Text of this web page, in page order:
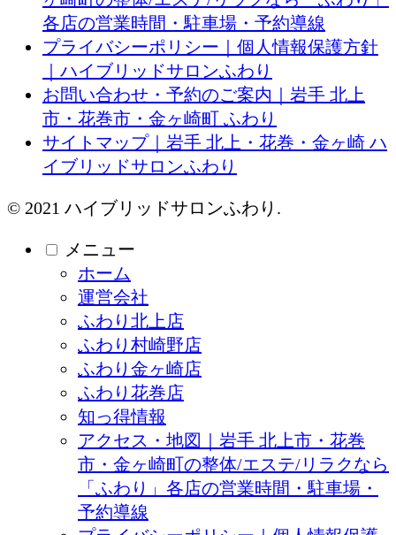
各店の営業時間・駐車場・予約導線
プライバシーポリシー｜個人情報保護方針
｜ハイブリッドサロンふわり
お問い合わせ・予約のご案内｜岩手 北上
市・花巻市・金ヶ崎町 ふわり
サイトマップ｜岩手 北上・花巻・金ヶ崎 ハ
イブリッドサロンふわり
© 2021 ハイブリッドサロンふわり.
メニュー
ホーム
運営会社
ふわり北上店
ふわり村崎野店
ふわり金ヶ崎店
ふわり花巻店
知っ得情報
アクセス・地図｜岩手 北上市・花巻
市・金ヶ崎町の整体/エステ/リラクなら
「ふわり」各店の営業時間・駐車場・
予約導線